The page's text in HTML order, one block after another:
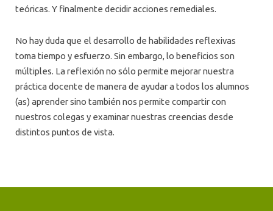
teóricas. Y finalmente decidir acciones remediales.
No hay duda que el desarrollo de habilidades reflexivas
toma tiempo y esfuerzo. Sin embargo, lo beneficios son
múltiples. La reflexión no sólo permite mejorar nuestra
práctica docente de manera de ayudar a todos los alumnos
(as) aprender sino también nos permite compartir con
nuestros colegas y examinar nuestras creencias desde
distintos puntos de vista.